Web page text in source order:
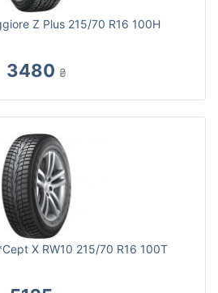
Z Plus 215/70 R16 100H
3480 ₴
X RW10 215/70 R16 100T